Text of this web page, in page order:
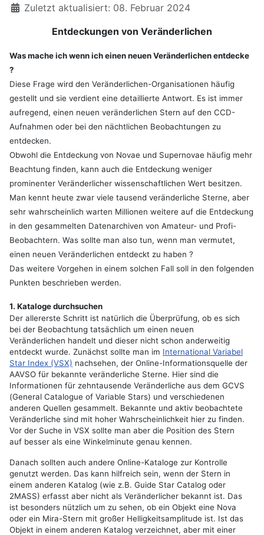
DetailsZuletzt aktualisiert: 08. Februar 2024
Entdeckungen von Veränderlichen
Was mache ich wenn ich einen neuen Veränderlichen entdecke
?
Diese Frage wird den Veränderlichen-Organisationen häufig
gestellt und sie verdient eine detaillierte Antwort. Es ist immer
aufregend, einen neuen veränderlichen Stern auf den CCD-
Aufnahmen oder bei den nächtlichen Beobachtungen zu
entdecken.
Obwohl die Entdeckung von Novae und Supernovae häufig mehr
Beachtung finden, kann auch die Entdeckung weniger
prominenter Veränderlicher wissenschaftlichen Wert besitzen.
Man kennt heute zwar viele tausend veränderliche Sterne, aber
sehr wahrscheinlich warten Millionen weitere auf die Entdeckung
in den gesammelten Datenarchiven von Amateur- und Profi-
Beobachtern. Was sollte man also tun, wenn man vermutet,
einen neuen Veränderlichen entdeckt zu haben ?
Das weitere Vorgehen in einem solchen Fall soll in den folgenden
Punkten beschrieben werden.
1. Kataloge durchsuchen
Der allererste Schritt ist natürlich die Überprüfung, ob es sich
bei der Beobachtung tatsächlich um einen neuen
Veränderlichen handelt und dieser nicht schon anderweitig
entdeckt wurde. Zunächst sollte man im International Variabel
Star Index (VSX) nachsehen, der Online-Informationsquelle der
AAVSO für bekannte veränderliche Sterne. Hier sind die
Informationen für zehntausende Veränderliche aus dem GCVS
(General Catalogue of Variable Stars) und verschiedenen
anderen Quellen gesammelt. Bekannte und aktiv beobachtete
Veränderliche sind mit hoher Wahrscheinlichkeit hier zu finden.
Vor der Suche in VSX sollte man aber die Position des Stern
auf besser als eine Winkelminute genau kennen.
Danach sollten auch andere Online-Kataloge zur Kontrolle
genutzt werden. Das kann hilfreich sein, wenn der Stern in
einem anderen Katalog (wie z.B. Guide Star Catalog oder
2MASS) erfasst aber nicht als Veränderlicher bekannt ist. Das
ist besonders nützlich um zu sehen, ob ein Objekt eine Nova
oder ein Mira-Stern mit großer Helligkeitsamplitude ist. Ist das
Objekt in einem anderen Katalog verzeichnet, aber mit einer